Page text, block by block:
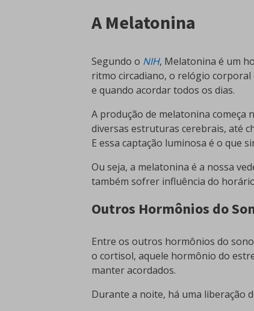
A Melatonina
Segundo o NIH, Melatonina é um
ritmo circadiano, o relógio
e quando acordar todos os dias.
A produção de melatonina começa
diversas estruturas cerebrais, até
E essa captação luminosa é o que
Ou seja, a melatonina é a nossa
também sofrer influência do
Outros Hormônios do
Entre os outros hormônios do
o cortisol, aquele hormônio do
manter acordados.
Durante a noite, há uma liberação